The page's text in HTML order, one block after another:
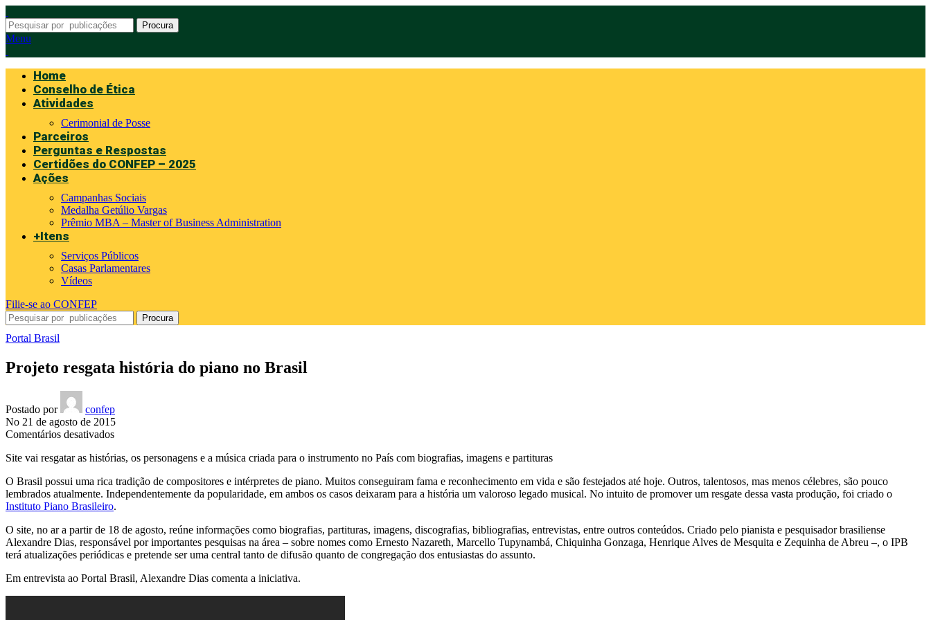
Procura
Menu
Home
Conselho de Ética
Atividades
Cerimonial de Posse
Parceiros
Perguntas e Respostas
Certidões do CONFEP – 2025
Ações
Campanhas Sociais
Medalha Getúlio Vargas
Prêmio MBA – Master of Business Administration
+Itens
Serviços Públicos
Casas Parlamentares
Vídeos
Filie-se ao CONFEP
Procura
Portal Brasil
Projeto resgata história do piano no Brasil
Postado por
confep
No 21 de agosto de 2015
Comentários desativadosem
resgata
do
piano
no
Site vai resgatar as histórias, os personagens e a música criada para o instrumento no País com biografias, imagens e partituras
O Brasil possui uma rica tradição de compositores e intérpretes de piano. Muitos conseguiram fama e reconhecimento em vida e são festejados até hoje. Outros, talentosos, mas menos célebres, são pouco
lembrados atualmente. Independentemente da popularidade, em ambos os casos deixaram para a história um valoroso legado musical. No intuito de promover um resgate dessa vasta produção, foi criado o
Instituto Piano Brasileiro.
O site, no ar a partir de 18 de agosto, reúne informações como biografias, partituras, imagens, discografias, bibliografias, entrevistas, entre outros conteúdos. Criado pelo pianista e pesquisador brasiliense
Alexandre Dias, responsável por importantes pesquisas na área – sobre nomes como Ernesto Nazareth, Marcello Tupynambá, Chiquinha Gonzaga, Henrique Alves de Mesquita e Zequinha de Abreu –, o IPB
terá atualizações periódicas e pretende ser uma central tanto de difusão quanto de congregação dos entusiastas do assunto.
Em entrevista ao Portal Brasil, Alexandre Dias comenta a iniciativa.